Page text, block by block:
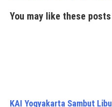
You may like these posts
KAI Yogyakarta Sambut